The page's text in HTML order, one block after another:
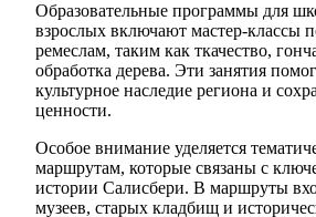
Образовательные программы для
взрослых включают мастер-классы
ремеслам, таким как ткачество,
обработка дерева. Эти занятия
культурное наследие региона и
ценности.
Особое внимание уделяется
маршрутам, которые связаны с
истории Салисбери. В маршруты
музеев, старых кладбищ и